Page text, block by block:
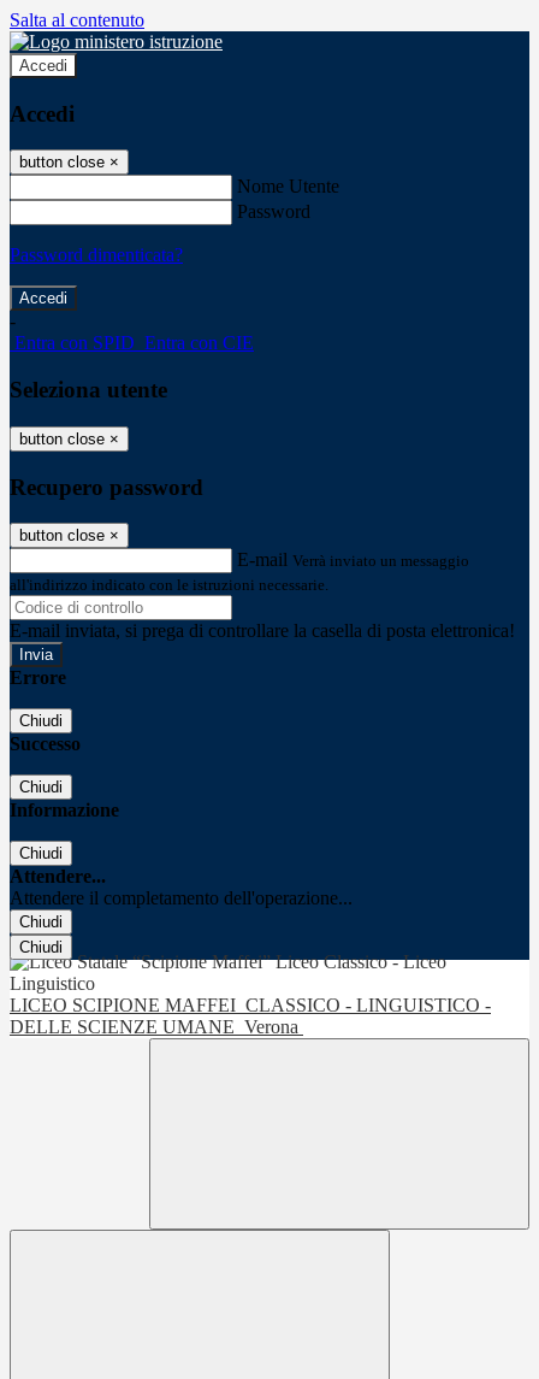
Salta al contenuto
Accedi
Accedi
button close ×
Nome Utente
Password
Password dimenticata?
-
Entra con SPID Entra con CIE
Seleziona utente
button close ×
Recupero password
button close ×
E-mail Verrà inviato un messaggio
all'indirizzo indicato con le istruzioni necessarie.
E-mail inviata, si prega di controllare la casella di posta elettronica!
Errore
Chiudi
Successo
Chiudi
Informazione
Chiudi
Attendere...
Attendere il completamento dell'operazione...
Chiudi
Chiudi
LICEO SCIPIONE MAFFEI CLASSICO - LINGUISTICO -
DELLE SCIENZE UMANE Verona